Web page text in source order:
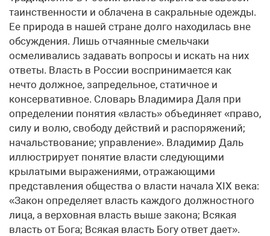
таинственности и облачена в сакральные одежды.
Ее природа в нашей стране долго находилась вне
обсуждения. Лишь отчаянные смельчаки
осмеливались задавать вопросы и искать на них
ответы. Власть в России воспринимается как
нечто должное, запредельное, статичное и
консервативное. Словарь Владимира Даля при
определении понятия «власть» объединяет «право,
силу и волю, свободу действий и распоряжений;
начальствование; управление». Владимир Даль
иллюстрирует понятие власти следующими
крылатыми выражениями, отражающими
представления общества о власти начала XIX века:
«Закон определяет власть каждого должностного
лица, а верховная власть выше закона; Всякая
власть от Бога; Всякая власть Богу ответ дает».